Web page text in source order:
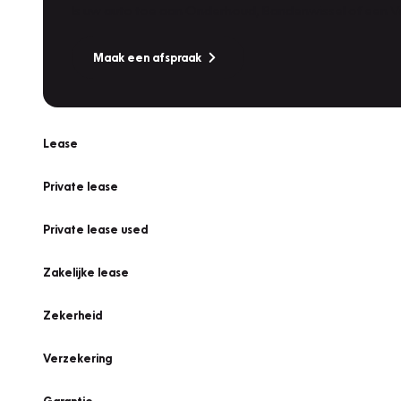
Maak een afspraak
Lease
Private lease
Private lease used
Zakelijke lease
Zekerheid
Verzekering